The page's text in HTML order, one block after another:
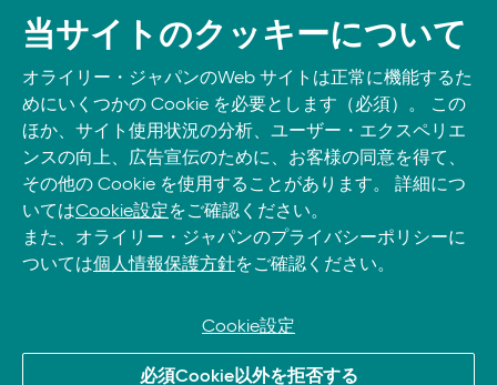
14　アーキテクチャーとはバランスを取ること
    ランディ・スタッフォード
15　犯罪的なコミットエンドランを防ぐには
    ニクラス・ニルソン
16　選択肢を1つに絞らないための現実的な方法
    キース・ブレイスウェイト
17　ビジネスサイドに主導権を渡せ
    デーブ・ミュアヘッド
18　一般性より単純性、再利用よりもまず最初に使えるこ
    ケブリン・ヘニー
20　継続的にインテグレーションを実行せよ
    デビッド・バートレット
書籍注文
Take O’Reilly with you and learn anywhere, anytime on your
phone
and tablet.
© 2026, O’Reilly Japan, Inc. oreilly.co.jpに掲載されているすべて
当サイトのクッキーについて
オライリー・ジャパンのWeb サイトは正常に機能するた
めにいくつかの Cookie を必要とします（必須）。 この
ほか、サイト使用状況の分析、ユーザー・エクスペリエ
ンスの向上、広告宣伝のために、お客様の同意を得て、
その他の Cookie を使用することがあります。 詳細につ
いてはCookie設定をご確認ください。
また、オライリー・ジャパンのプライバシーポリシーに
ついては個人情報保護方針をご確認ください。
Cookie設定
必須Cookie以外を拒否する